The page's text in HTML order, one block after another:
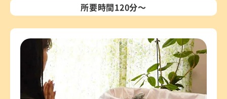
所要時間120分～